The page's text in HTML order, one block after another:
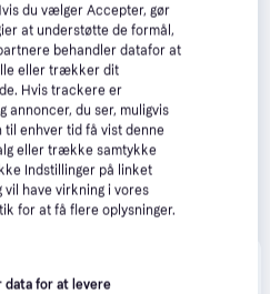
du vælger Accepter, gør
at understøtte de formål,
behandler datafor at
eller trækker dit
Hvis trackere er
annoncer, du ser, muligvis
enhver tid få vist denne
eller trække samtykke
Indstillinger på linket
vil have virkning i vores
for at få flere oplysninger.
data for at levere